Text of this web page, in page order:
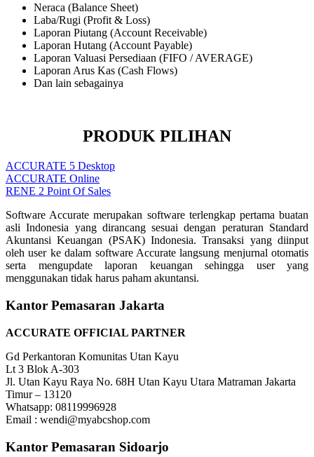
Neraca (Balance Sheet)
Laba/Rugi (Profit & Loss)
Laporan Piutang (Account Receivable)
Laporan Hutang (Account Payable)
Laporan Valuasi Persediaan (FIFO / AVERAGE)
Laporan Arus Kas (Cash Flows)
Dan lain sebagainya
PRODUK PILIHAN
ACCURATE 5 Desktop
ACCURATE Online
RENE 2 Point Of Sales
Software Accurate merupakan software terlengkap pertama buatan
asli Indonesia yang dirancang sesuai dengan peraturan Standard
Akuntansi Keuangan (PSAK) Indonesia. Transaksi yang diinput
oleh user ke dalam software Accurate langsung menjurnal otomatis
serta mengupdate laporan keuangan sehingga user yang
menggunakan tidak harus paham akuntansi.
Kantor Pemasaran Jakarta
ACCURATE OFFICIAL PARTNER
Gd Perkantoran Komunitas Utan Kayu
Lt 3 Blok A-303
Jl. Utan Kayu Raya No. 68H Utan Kayu Utara Matraman Jakarta
Timur – 13120
Whatsapp: 08119996928
Email : wendi@myabcshop.com
Kantor Pemasaran Sidoarjo